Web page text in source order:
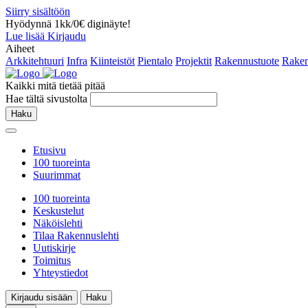
Siirry sisältöön
Hyödynnä 1kk/0€ diginäyte!
Lue lisää Kirjaudu
Aiheet
Arkkitehtuuri Infra Kiinteistöt Pientalo Projektit Rakennustuote
Kaikki mitä tietää pitää
Hae tältä sivustolta
Haku
Etusivu
100 tuoreinta
Suurimmat
100 tuoreinta
Keskustelut
Näköislehti
Tilaa Rakennuslehti
Uutiskirje
Toimitus
Yhteystiedot
Kirjaudu sisään
Haku